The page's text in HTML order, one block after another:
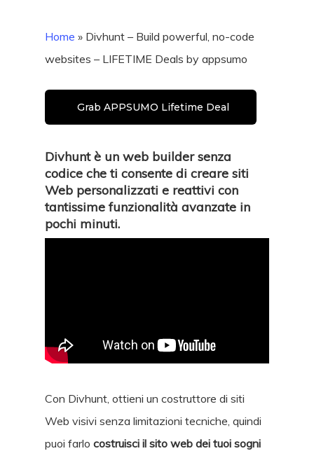
Home » Divhunt – Build powerful, no-code
websites – LIFETIME Deals by appsumo
Grab APPSUMO Lifetime Deal
Divhunt è un web builder senza
codice che ti consente di creare siti
Web personalizzati e reattivi con
tantissime funzionalità avanzate in
pochi minuti.
Con Divhunt, ottieni un costruttore di siti
Web visivi senza limitazioni tecniche, quindi
puoi farlo costruisci il sito web dei tuoi sogni